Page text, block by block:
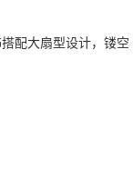
配大扇型设计，镂空